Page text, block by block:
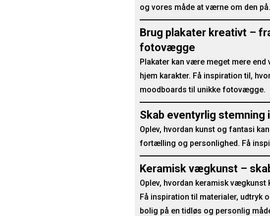
og vores måde at værne om den på.
Brug plakater kreativt –
fotovægge
Plakater kan være meget mere
hjem karakter. Få inspiration til,
moodboards til unikke fotovægge.
Skab eventyrlig stemning
Oplev, hvordan kunst og fantasi
fortælling og personlighed. Få
Keramisk vægkunst –
Oplev, hvordan keramisk
Få inspiration til materialer, udtryk
bolig på en tidløs og personlig